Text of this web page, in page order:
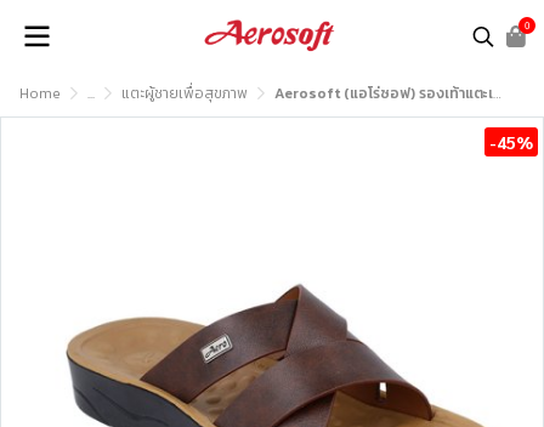
0
Home ... แตะผู้ชายเพื่อสุขภาพ Aerosoft (แอโร่ซอฟ) รองเท้าแตะเพื่อสุขภาพ รุ่น SM3035
-45%